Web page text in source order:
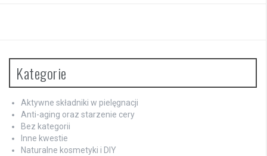
Kategorie
Aktywne składniki w pielęgnacji
Anti-aging oraz starzenie cery
Bez kategorii
Inne kwestie
Naturalne kosmetyki i DIY